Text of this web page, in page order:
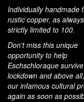
Individually handmade
rustic copper, as
strictly limited to 100.
Don't miss this unique
opportunity to help
Eschschloraque
lockdown and above
our infamous cultural
again as soon as